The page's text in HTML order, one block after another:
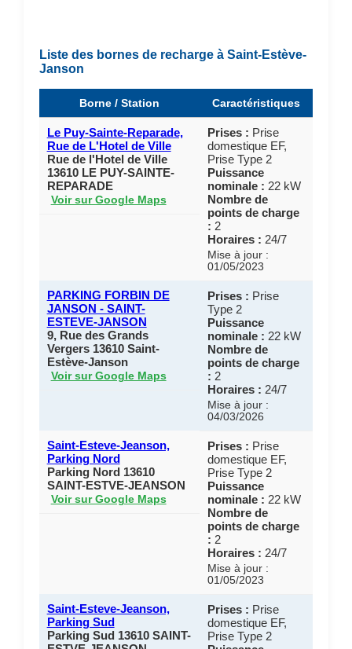
Liste des bornes de recharge à Saint-Estève-
Janson
Borne / Station Caractéristiques
Le Puy-Sainte-Reparade,
Rue de L'Hotel de Ville
Rue de l'Hotel de Ville
13610 LE PUY-SAINTE-
REPARADE
Voir sur Google Maps
Prises : Prise
domestique EF,
Prise Type 2
Puissance
nominale : 22 kW
Nombre de
points de charge
: 2
Horaires : 24/7
Mise à jour :
01/05/2023
PARKING FORBIN DE
JANSON - SAINT-
ESTEVE-JANSON
9, Rue des Grands
Vergers 13610 Saint-
Estève-Janson
Voir sur Google Maps
Prises : Prise
Type 2
Puissance
nominale : 22 kW
Nombre de
points de charge
: 2
Horaires : 24/7
Mise à jour :
04/03/2026
Saint-Esteve-Jeanson,
Parking Nord
Parking Nord 13610
SAINT-ESTVE-JEANSON
Voir sur Google Maps
Prises : Prise
domestique EF,
Prise Type 2
Puissance
nominale : 22 kW
Nombre de
points de charge
: 2
Horaires : 24/7
Mise à jour :
01/05/2023
Saint-Esteve-Jeanson,
Parking Sud
Parking Sud 13610 SAINT-
Prises : Prise
domestique EF,
Prise Type 2